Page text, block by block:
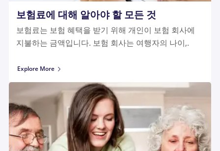
보험료에 대해 알아야 할 모든 것
보험료는 보험 혜택을 받기 위해 개인이 보험 회사에
지불하는 금액입니다. 보험 회사는 여행자의 나이,.
Explore More